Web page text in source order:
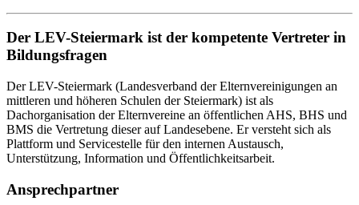
Der LEV-Steiermark ist der kompetente Vertreter in
Bildungsfragen
Der LEV-Steiermark (Landesverband der Elternvereinigungen an
mittleren und höheren Schulen der Steiermark) ist als
Dachorganisation der Elternvereine an öffentlichen AHS, BHS und
BMS die Vertretung dieser auf Landesebene. Er versteht sich als
Plattform und Servicestelle für den internen Austausch,
Unterstützung, Information und Öffentlichkeitsarbeit.
Ansprechpartner